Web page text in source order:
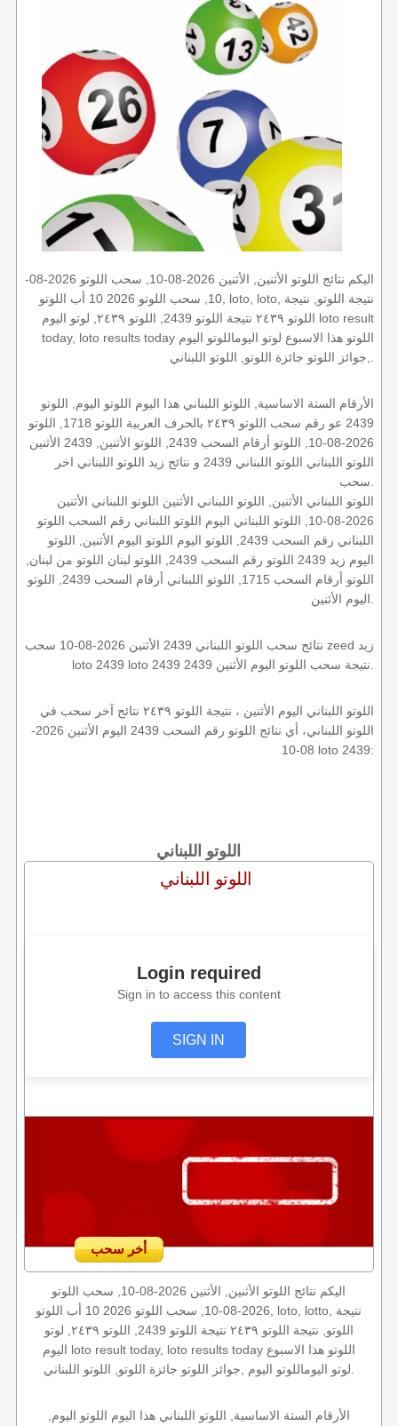
اليكم نتائج اللوتو الأثنين, الأثنين 2026-08-10, سحب اللوتو 2026-08-
10, سحب اللوتو 2026 10 أب اللوتو, loto, loto, نتيجة اللوتو, نتيجة
اللوتو ٢٤٣٩ نتيجة اللوتو 2439, اللوتو ٢٤٣٩, لوتو اليوم loto result
today, loto results today اللوتو هذا الاسبوع لوتو اليوماللوتو اليوم
الأرقام الستة الاساسية, اللوتو اللبناني هذا اليوم اللوتو اليوم, اللوتو
2439 عو رقم سحب اللوتو ٢٤٣٩ بالحرف العربية اللوتو 1718, اللوتو
2026-08-10, اللوتو أرقام السحب 2439, اللوتو الأثنين, 2439 الأثنين
اللوتو اللبناني اللوتو اللبناني 2439 و نتائج زيد اللوتو اللبناني اخر
اللوتو اللبناني الأثنين, اللوتو اللبناني الأثنين اللوتو اللبناني الأثنين
2026-08-10, اللوتو اللبناني اليوم اللوتو اللبناني رقم السحب اللوتو
اللبناني رقم السحب 2439, اللوتو اليوم اللوتو اليوم الأثنين, اللوتو
اليوم زيد 2439 اللوتو رقم السحب 2439, اللوتو لبنان اللوتو من لبنان,
اللوتو أرقام السحب 1715, اللوتو اللبناني أرقام السحب 2439, اللوتو
نتائج سحب اللوتو اللبناني 2439 الأثنين 2026-08-10 سحب zeed زيد
اللوتو اللبناني اليوم الأثنين ، نتيجة اللوتو ٢٤٣٩ نتائج آخر سحب في
اللوتو اللبناني، أي نتائج اللوتو رقم السحب 2439 اليوم الأثنين 2026-
08-10 loto 2439:
اللوتو اللبناني
اللوتو اللبناني
Login required
Sign in to access this content
SIGN IN
أخر سحب
اليكم نتائج اللوتو الأثنين, الأثنين 2026-08-10, سحب اللوتو
2026-08-10, سحب اللوتو 2026 10 أب اللوتو, loto, lotto, نتيجة
اللوتو, نتيجة اللوتو ٢٤٣٩ نتيجة اللوتو 2439, اللوتو ٢٤٣٩, لوتو
اليوم loto result today, loto results today اللوتو هذا الاسبوع
الأرقام الستة الاساسية, اللوتو اللبناني هذا اليوم اللوتو اليوم,